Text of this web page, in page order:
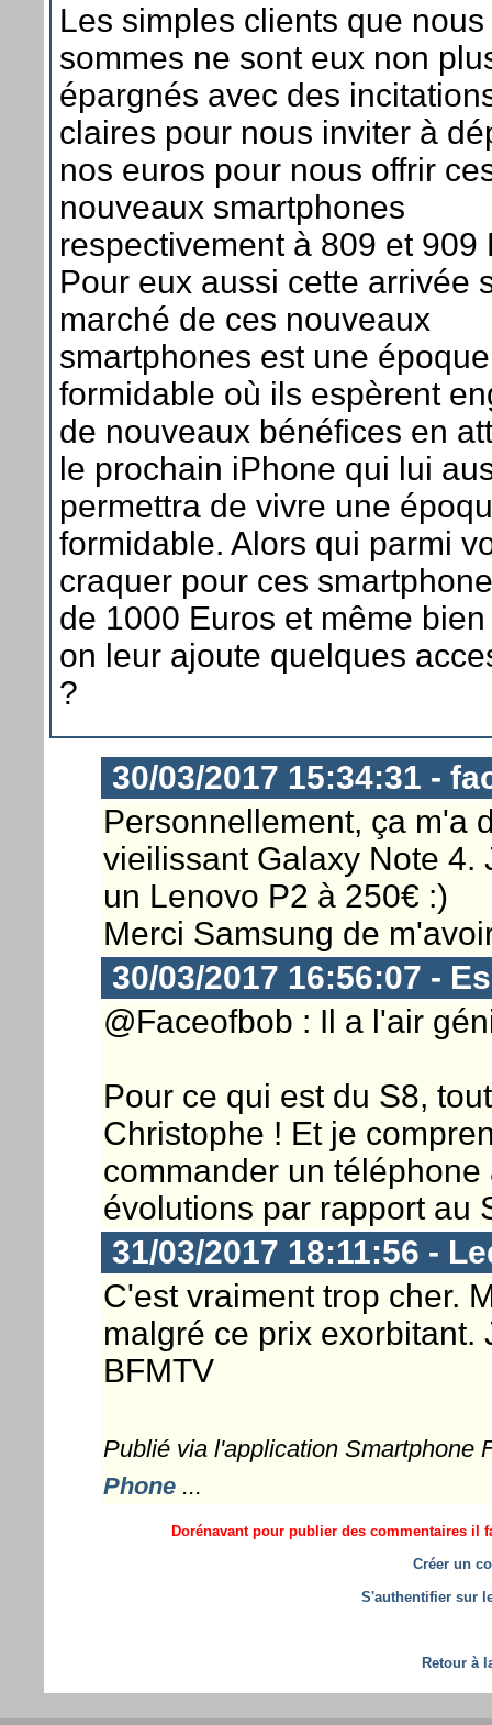
Les simples clients que nous
sommes ne sont eux non
épargnés avec des
claires pour nous inviter à
nos euros pour nous offrir
nouveaux smartphones
respectivement à 809 et 909
Pour eux aussi cette arrivée
marché de ces nouveaux
smartphones est une époque
formidable où ils espèrent
de nouveaux bénéfices en
le prochain iPhone qui lui
permettra de vivre une
formidable. Alors qui parmi
craquer pour ces
de 1000 Euros et même
on leur ajoute quelques
?
30/03/2017 15:34:31 -
Personnellement, ça m'a
vieilissant Galaxy Note 4.
un Lenovo P2 à 250€ :)
Merci Samsung de
30/03/2017 16:56:07 -
@Faceofbob : Il a l'air
Pour ce qui est du S8,
Christophe ! Et je
commander un
évolutions par rapport au
31/03/2017 18:11:56 -
C'est vraiment trop cher.
malgré ce prix exorbitant.
BFMTV
Publié via l'application Smartphone
Phone...
Dorénavant pour publier des commentaires il
Créer un
S'authentifier sur
Retour à